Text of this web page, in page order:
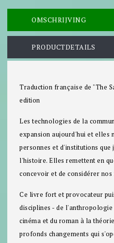
OMSCHRIJVING
PRODUCTDETAILS
Traduction française de "The
edition
Les technologies de la
expansion aujourd'hui et elles
personnes et d'institutions que
l'histoire. Elles remettent en
concevoir et de considérer
Ce livre fort et provocateur
disciplines - de l'anthropologie
cinéma et du roman à la
profonds changements qui